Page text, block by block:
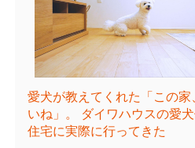
愛犬が教えてくれた「この家
いね」。 ダイワハウスの愛
住宅に実際に行ってきた